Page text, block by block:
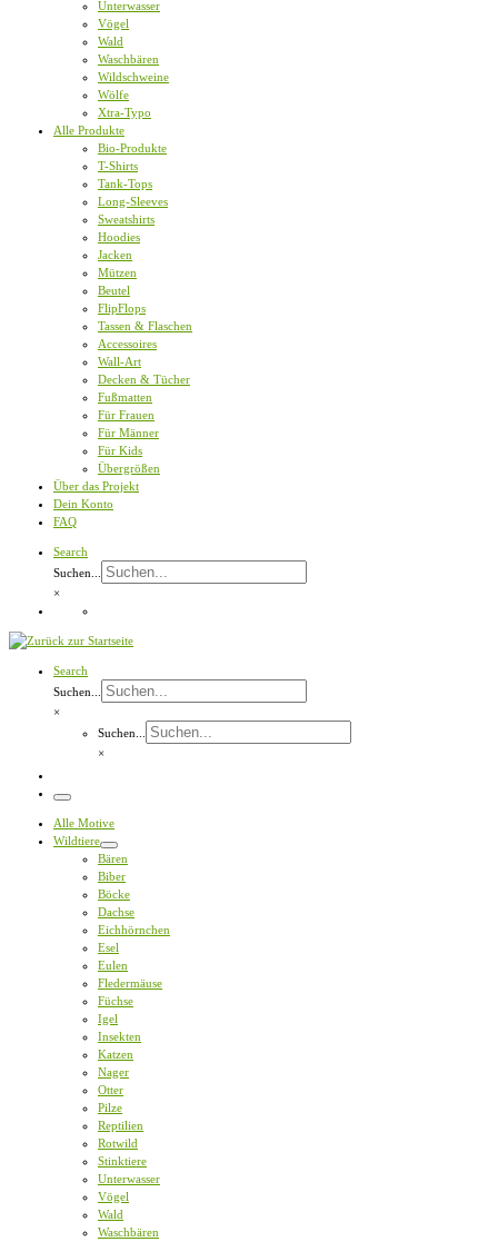
Unterwasser
Vögel
Wald
Waschbären
Wildschweine
Wölfe
Xtra-Typo
Alle Produkte
Bio-Produkte
T-Shirts
Tank-Tops
Long-Sleeves
Sweatshirts
Hoodies
Jacken
Mützen
Beutel
FlipFlops
Tassen & Flaschen
Accessoires
Wall-Art
Decken & Tücher
Fußmatten
Für Frauen
Für Männer
Für Kids
Übergrößen
Über das Projekt
Dein Konto
FAQ
Search
Suchen...
×
Search
Suchen...
×
Suchen...
×
Menü
Alle Motive
Wildtiere
Bären
Biber
Böcke
Dachse
Eichhörnchen
Esel
Eulen
Fledermäuse
Füchse
Igel
Insekten
Katzen
Nager
Otter
Pilze
Reptilien
Rotwild
Stinktiere
Unterwasser
Vögel
Wald
Waschbären